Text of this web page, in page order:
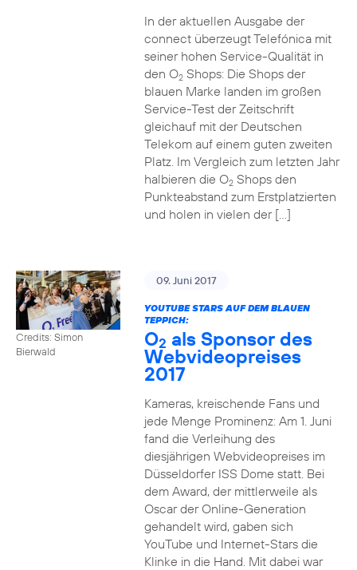
In der aktuellen Ausgabe der
connect überzeugt Telefónica mit
seiner hohen Service-Qualität in
den O2Shops: Die Shops der
blauen Marke landen im großen
Service-Test der Zeitschrift
gleichauf mit der Deutschen
Telekom auf einem guten zweiten
Platz. Im Vergleich zum letzten Jahr
halbieren die O2Shops den
Punkteabstand zum Erstplatzierten
und holen in vielen der […]
Credits: Simon
Bierwald
09. Juni 2017
YOUTUBE STARS AUF DEM BLAUEN
TEPPICH:
O2 als Sponsor des
Webvideopreises
2017
Kameras, kreischende Fans und
jede Menge Prominenz: Am 1. Juni
fand die Verleihung des
diesjährigen Webvideopreises im
Düsseldorfer ISS Dome statt. Bei
dem Award, der mittlerweile als
Oscar der Online-Generation
gehandelt wird, gaben sich
YouTube und Internet-Stars die
Klinke in die Hand. Mit dabei war